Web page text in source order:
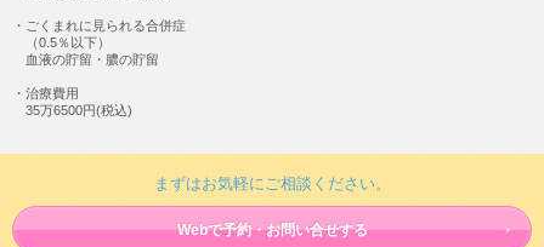
ごくまれに見られる合併症
（0.5％以下）
血液の貯留・膿の貯留
治療費用
35万6500円(税込)
まずはお気軽にご相談ください。
Webで予約・お問い合せする